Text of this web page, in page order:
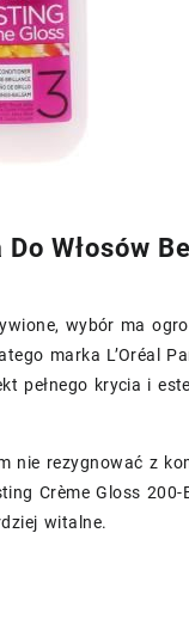
Włosów
wybór ma
marka L’Oréal
pełnego krycia i
nie rezygnować z
Crème Gloss
witalne.